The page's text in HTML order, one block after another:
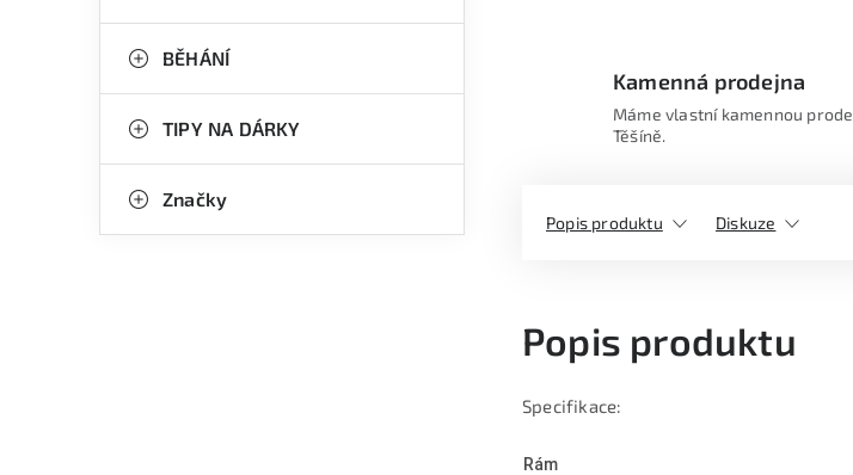
BĚHÁNÍ
TIPY NA DÁRKY
Značky
Kamenná prodejna
Máme vlastní kamennou
Těšíně.
Popis produktu Diskuze
Popis produktu
Specifikace:
Rám